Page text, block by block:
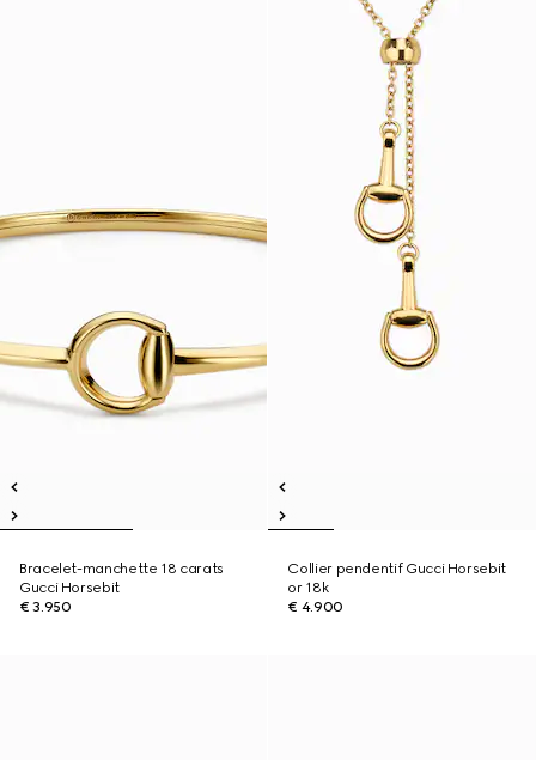
Bracelet-manchette 18 carats
Gucci Horsebit
€ 3.950
Collier pendentif Gucci Horsebit
or 18k
€ 4.900